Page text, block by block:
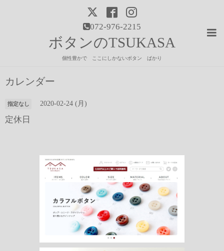
072-976-2215
ボタンのTSUKASA
個性豊かで ここにしかないボタン ばかり
カレンダー
指定なし 2020-02-24 (月)
定休日